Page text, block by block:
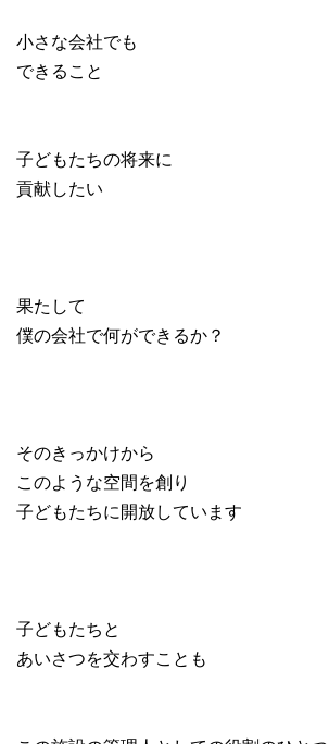
小さな会社でも
できること
子どもたちの将来に
貢献したい
果たして
僕の会社で何ができるか？
そのきっかけから
このような空間を創り
子どもたちに開放しています
子どもたちと
あいさつを交わすことも